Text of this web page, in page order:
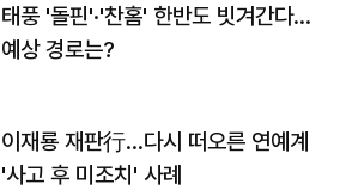
태풍 '돌핀'·'찬홈' 한반도 빗겨간다…
예상 경로는?
이재룡 재판行…다시 떠오른 연예계
'사고 후 미조치' 사례